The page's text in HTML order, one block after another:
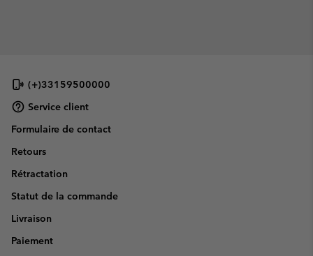
(+)33159500000
Service client
Formulaire de contact
Retours
Rétractation
Statut de la commande
Livraison
Paiement